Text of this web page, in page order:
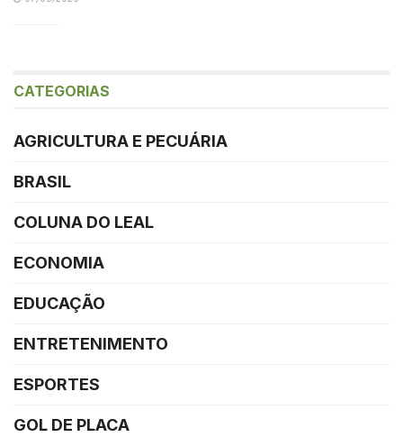
CATEGORIAS
AGRICULTURA E PECUÁRIA
BRASIL
COLUNA DO LEAL
ECONOMIA
EDUCAÇÃO
ENTRETENIMENTO
ESPORTES
GOL DE PLACA